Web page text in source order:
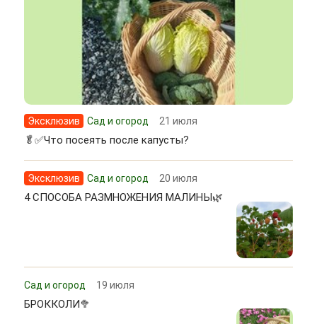
Эксклюзив Сад и огород 21 июля
🥬✅Что посеять после капусты?
Эксклюзив Сад и огород 20 июля
4 СПОСОБА РАЗМНОЖЕНИЯ МАЛИНЫ🌿
Сад и огород 19 июля
БРОККОЛИ🥦